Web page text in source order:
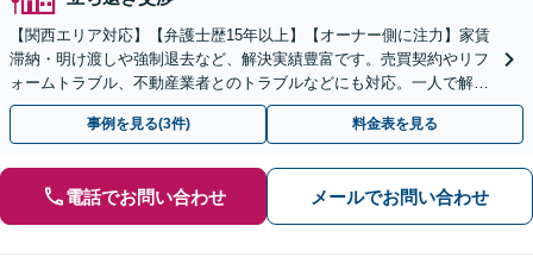
【関西エリア対応】【弁護士歴15年以上】【オーナー側に注力】家賃
滞納・明け渡しや強制退去など、解決実績豊富です。売買契約やリフ
ォームトラブル、不動産業者とのトラブルなどにも対応。一人で解決
しようとする前に、遠慮なくご相談ください。
事例を見る(3件) 料金表を見る
電話でお問い合わせ メールでお問い合わせ